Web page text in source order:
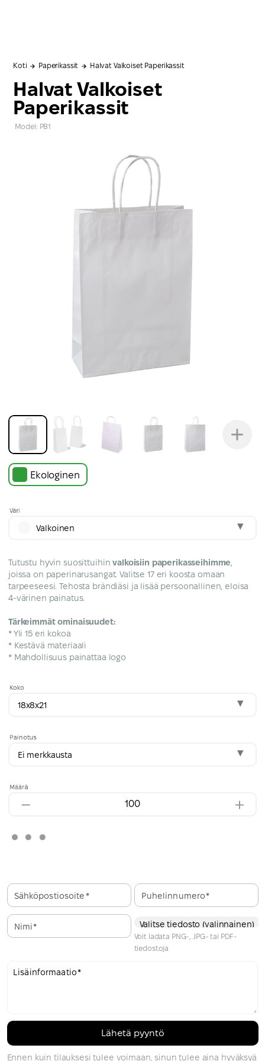
Koti Paperikassit Halvat Valkoiset Paperikassit
Halvat Valkoiset
Paperikassit
Model: PB1
Ekologinen
Valkoinen
Väri
Tutustu hyvin suosittuihinvalkoisiin paperikasseihimme
joissa on paperinarusangat. Valitse 17 eri koosta omaan
tarpeeseesi. Tehosta brändiäsi ja lisää persoonallinen, eloisa
4-värinen painatus.
Tärkeimmät ominaisuudet:
* Yli 15 eri kokoa
* Kestävä materiaali
* Mahdollisuus painattaa logo
18x8x21
Koko
Ei merkkausta
Painotus
Määrä
Sähköpostiosoite Puhelinnumero
Nimi Valitse tiedosto (valinnainen)
Voit ladata PNG-, JPG- tai PDF-
tiedostoja
Lisäinformaatio
Ennen kuin tilauksesi tulee voimaan, sinun tulee aina hyväksyä